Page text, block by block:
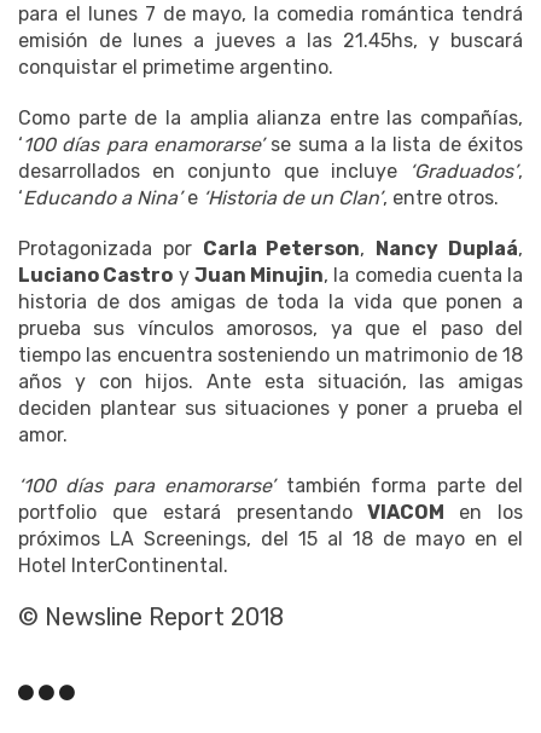
para el lunes 7 de mayo, la comedia romántica tendrá
emisión de lunes a jueves a las 21.45hs, y buscará
conquistar el primetime argentino.
Como parte de la amplia alianza entre las compañías,
‘100 días para enamorarse’ se suma a la lista de éxitos
desarrollados en conjunto que incluye
‘Graduados’,
‘Educando a Nina’e ‘Historia de un Clan’, entre otros.
Protagonizada por Carla Peterson, Nancy Duplaá,
Luciano Castro y Juan Minujin, la comedia cuenta la
historia de dos amigas de toda la vida que ponen a
prueba sus vínculos amorosos, ya que el paso del
tiempo las encuentra sosteniendo un matrimonio de 18
años y con hijos. Ante esta situación, las amigas
deciden plantear sus situaciones y poner a prueba el
amor.
‘100 días para enamorarse’también forma parte del
portfolio que estará presentandoVIACOM en los
próximos LA Screenings, del 15 al 18 de mayo en el
Hotel InterContinental.
© Newsline Report 2018